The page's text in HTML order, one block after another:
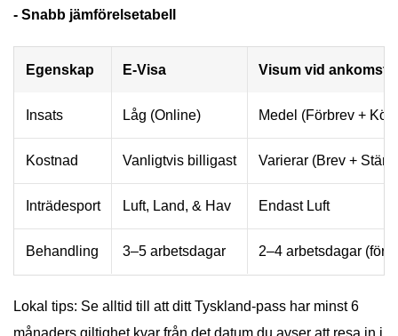
- Snabb jämförelsetabell
Egenskap E-Visa Visum vid ankomst
Insats Låg (Online) Medel (Förbrev + Kö)
Kostnad Vanligtvis billigast Varierar (Brev +
Inträdesport Luft, Land, & Hav Endast Luft
Behandling 3–5 arbetsdagar 2–4 arbetsdagar (för
Lokal tips: Se alltid till att ditt Tyskland-pass har minst 6
månaders giltighet kvar från det datum du avser att resa in i